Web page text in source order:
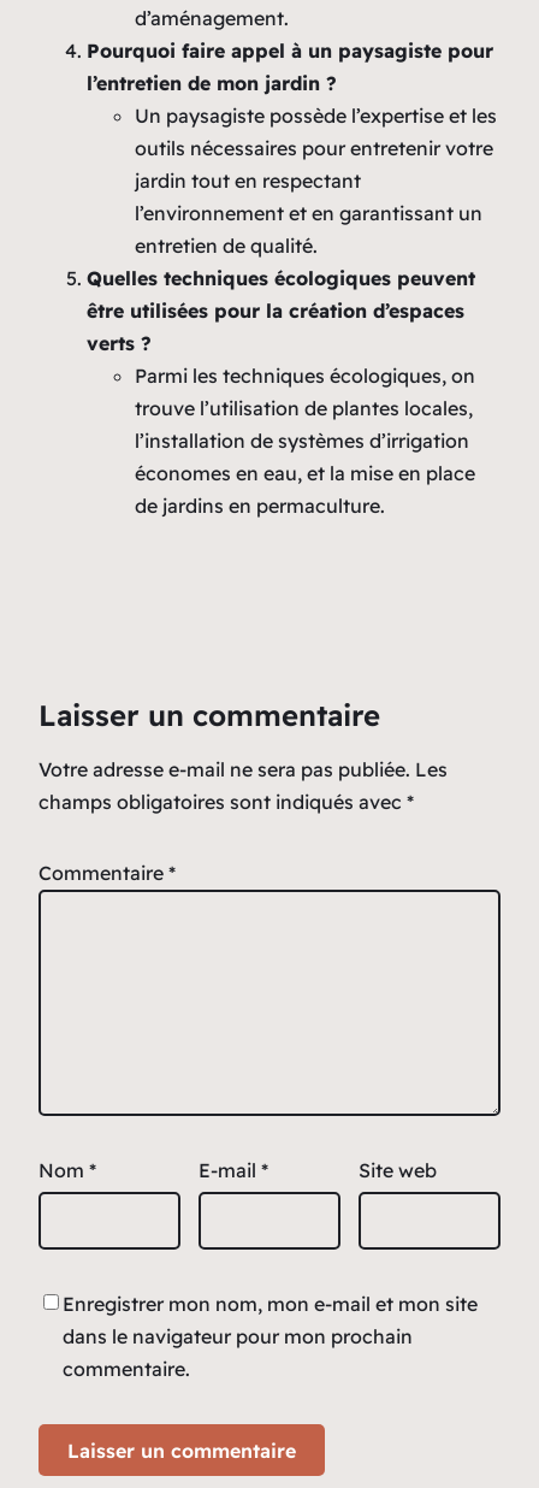
d’aménagement.
Pourquoi faire appel à un paysagiste pour
l’entretien de mon jardin ?
Un paysagiste possède l’expertise et les
outils nécessaires pour entretenir votre
jardin tout en respectant
l’environnement et en garantissant un
entretien de qualité.
Quelles techniques écologiques peuvent
être utilisées pour la création d’espaces
verts ?
Parmi les techniques écologiques, on
trouve l’utilisation de plantes locales,
l’installation de systèmes d’irrigation
économes en eau, et la mise en place
de jardins en permaculture.
Laisser un commentaire
Votre adresse e-mail ne sera pas publiée. Les
champs obligatoires sont indiqués avec *
Commentaire *
Nom * E-mail * Site web
Enregistrer mon nom, mon e-mail et mon site
dans le navigateur pour mon prochain
commentaire.